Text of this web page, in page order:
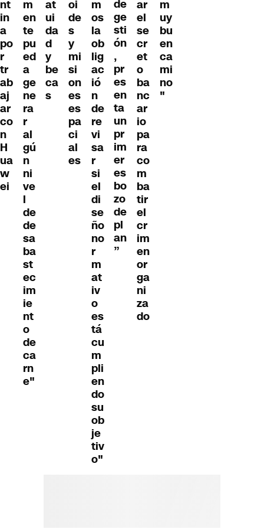
nt
in
a
po
r
tr
ab
aj
ar
co
n
H
ua
w
ei
m
en
te
pu
ed
a
ge
ne
ra
r
al
gú
n
ni
ve
l
de
de
sa
ba
st
ec
im
ie
nt
o
de
ca
rn
e"
at
ui
da
d
y
be
ca
s
oi
de
s
y
mi
si
on
es
es
pa
ci
al
es
m
os
la
ob
lig
ac
ió
n
de
re
vi
sa
r
si
el
di
se
ño
no
r
m
at
iv
o
es
tá
cu
m
pli
en
do
su
ob
je
tiv
o"
de
ge
sti
ón
,
pr
es
en
ta
un
pr
im
er
es
bo
zo
de
pl
an
”
ar
el
se
cr
et
o
ba
nc
ar
io
pa
ra
co
m
ba
tir
el
cr
im
en
or
ga
ni
za
do
m
uy
bu
en
ca
mi
no
"